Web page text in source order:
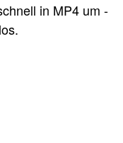
in MP4 um -